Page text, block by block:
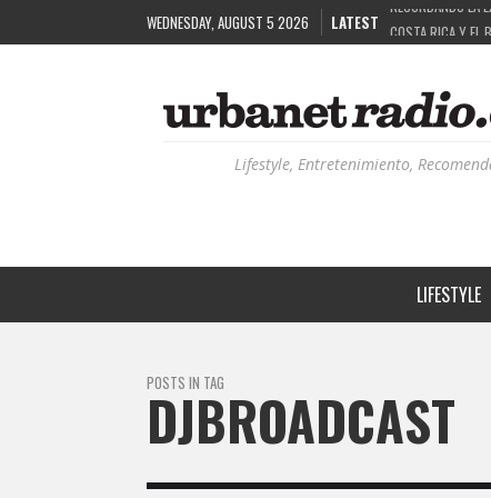
WEDNESDAY, AUGUST 5 2026 LATEST COSTA RICA Y EL
RUTAS
Lifestyle, Entretenimiento,
LIFESTYLE
POSTS IN TAG
DJBROADCAST